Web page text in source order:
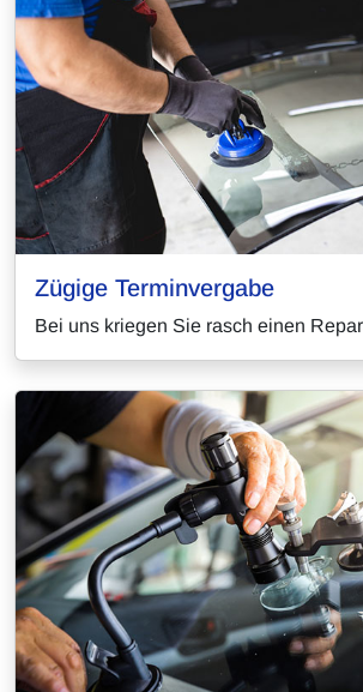
Zügige Terminvergabe
Bei uns kriegen Sie rasch einen